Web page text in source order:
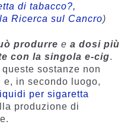
di tabacco?,
Ricerca sul Cancro)
produrre e a dosi più
con la singola e-cig.
sostanze non
in secondo luogo,
liquidi per sigaretta
produzione di